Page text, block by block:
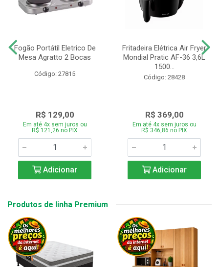
Fogão Portátil Eletrico De
Mesa Agratto 2 Bocas
Código: 27815
R$ 129,00
Em até 4x sem juros ou
R$ 121,26 no PIX
Adicionar
Fritadeira Elétrica Air Fryer
Mondial Pratic AF-36 3,6L
1500...
Código: 28428
R$ 369,00
Em até 4x sem juros ou
R$ 346,86 no PIX
Adicionar
Produtos de linha Premium